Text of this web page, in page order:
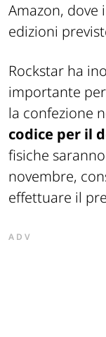
Amazon, dove
edizioni
Rockstar ha
importante
la confezione
codice per il
fisiche
novembre,
effettuare il
ADV